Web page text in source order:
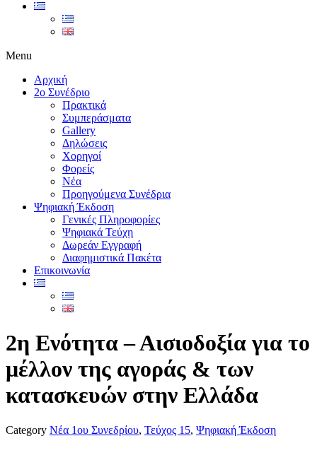
Menu
Αρχική
2ο Συνέδριο
Πρακτικά
Συμπεράσματα
Gallery
Δηλώσεις
Χορηγοί
Φορείς
Νέα
Προηγούμενα Συνέδρια
Ψηφιακή Έκδοση
Γενικές Πληροφορίες
Ψηφιακά Τεύχη
Δωρεάν Εγγραφή
Διαφημιστικά Πακέτα
Επικοινωνία
2η Ενότητα – Αισιοδοξία για το
μέλλον της αγοράς & των
κατασκευών στην Ελλάδα
Category Νέα 1ου Συνεδρίου, Τεύχος 15, Ψηφιακή Έκδοση